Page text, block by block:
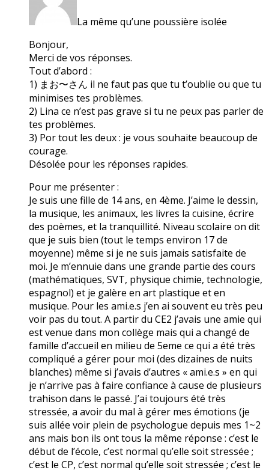
La même qu’une poussière isolée
Bonjour,
Merci de vos réponses.
Tout d’abord :
1) まお〜さん il ne faut pas que tu t’oublie ou que tu
minimises tes problèmes.
2) Lina ce n’est pas grave si tu ne peux pas parler de
tes problèmes.
3) Por tout les deux : je vous souhaite beaucoup de
courage.
Désolée pour les réponses rapides.
Pour me présenter :
Je suis une fille de 14 ans, en 4ème. J’aime le dessin,
la musique, les animaux, les livres la cuisine, écrire
des poèmes, et la tranquillité. Niveau scolaire on dit
que je suis bien (tout le temps environ 17 de
moyenne) même si je ne suis jamais satisfaite de
moi. Je m’ennuie dans une grande partie des cours
(mathématiques, SVT, physique chimie, technologie,
espagnol) et je galère en art plastique et en
musique. Pour les ami.e.s j’en ai souvent eu très peu
voir pas du tout. A partir du CE2 j’avais une amie qui
est venue dans mon collège mais qui a changé de
famille d’accueil en milieu de 5eme ce qui a été très
compliqué a gérer pour moi (des dizaines de nuits
blanches) même si j’avais d’autres « ami.e.s » en qui
je n’arrive pas à faire confiance à cause de plusieurs
trahison dans le passé. J’ai toujours été très
stressée, a avoir du mal à gérer mes émotions (je
suis allée voir plein de psychologue depuis mes 1~2
ans mais bon ils ont tous la même réponse : c’est le
début de l’école, c’est normal qu’elle soit stressée ;
c’est le CP, c’est normal qu’elle soit stressée ; c’est le